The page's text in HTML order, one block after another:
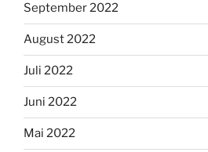
September 2022
August 2022
Juli 2022
Juni 2022
Mai 2022